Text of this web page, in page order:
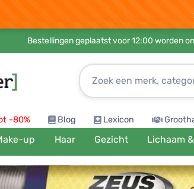
Bestellingen geplaatst voor 12:00 worden
-80% Blog Lexicon
up Haar Gezicht Lichaam